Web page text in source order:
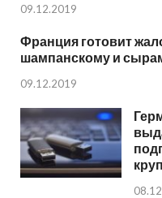
09.12.2019
Франция готовит
шампанскому и
09.12.2019